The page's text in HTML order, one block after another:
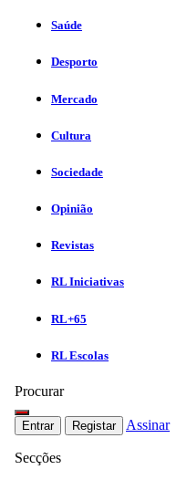
Saúde
Desporto
Mercado
Cultura
Sociedade
Opinião
Revistas
RL Iniciativas
RL+65
RL Escolas
Procurar
Entrar Registar Assinar
Secções